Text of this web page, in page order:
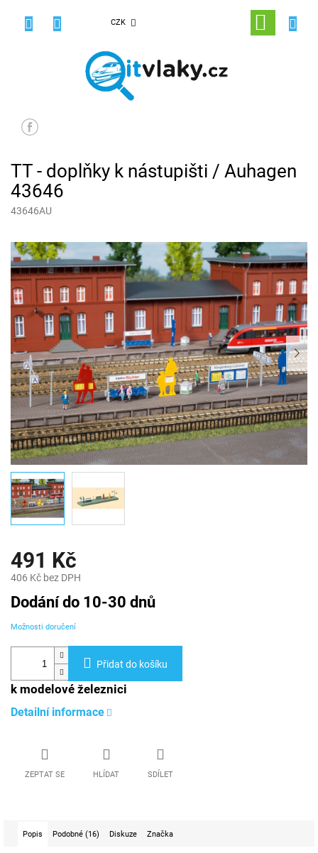
CZK
NÁKUPNÍ
KOŠÍK
TT - doplňky k nástupišti / Auhagen
43646
43646AU
491 Kč
406 Kč bez DPH
Měrná
cena:
Dodání do 10-30 dnů
Možnosti doručení
Přidat do košíku
k modelové železnici
Detailní informace
ZEPTAT SE HLÍDAT SDÍLET
Popis Podobné (16) Diskuze Značka